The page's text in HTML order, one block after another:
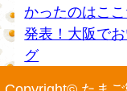
かったのはここ
発表！大阪で
グ